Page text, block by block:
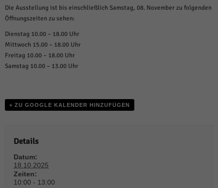
Die Ausstellung ist bis einschließlich Samstag, 08. November zu folgenden
Öffnungszeiten zu sehen:
Dienstag 10.00 – 18.00 Uhr
Mittwoch 15.00 – 18.00 Uhr
Freitag 10.00 – 18.00 Uhr
Samstag 10.00 – 13.00 Uhr
+ ZU GOOGLE KALENDER HINZUFÜGEN
Details
Datum:
18.10.2025
Zeiten:
10:00 - 13:00
standardmäßig blockiert. Wenn Cookies von externen Medien akzeptiert
werden, bedarf der Zugriff auf diese Inhalte keiner manuellen Einwilligung
Cookie-Informationen anzeigen
powered by Borlabs Cookie